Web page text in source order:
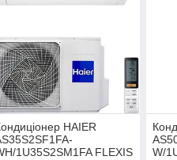
HAIER
1U35S2SM1FA FLEXIS
W/